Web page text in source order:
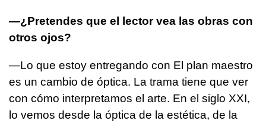
—¿Pretendes que el lector vea las obras con
otros ojos?
—Lo que estoy entregando con El plan maestro
es un cambio de óptica. La trama tiene que ver
con cómo interpretamos el arte. En el siglo XXI,
lo vemos desde la óptica de la estética, de la